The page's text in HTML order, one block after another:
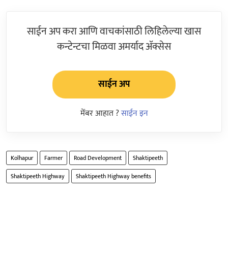
साईन अप करा आणि वाचकांसाठी लिहिलेल्या खास
कन्टेन्टचा मिळवा अमर्याद ॲक्सेस
साईन अप
मेंबर आहात ?साईन इन
Kolhapur Farmer Road Development
Shaktipeeth
Shaktipeeth Highway
Shaktipeeth Highway benefits